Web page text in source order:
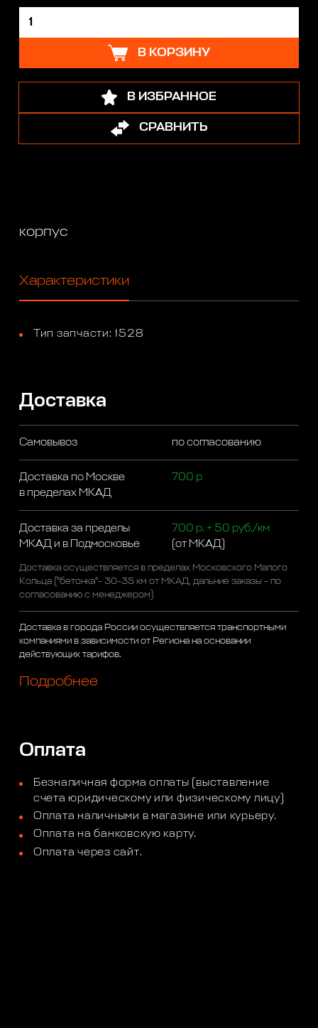
В КОРЗИНУ
В ИЗБРАННОЕ
СРАВНИТЬ
корпус
Характеристики
Тип запчасти: 1528
Доставка
Самовывоз по согласованию
Доставка по Москве
в пределах МКАД
700 р
Доставка за пределы
МКАД и в Подмосковье
700 р. + 50 руб./км
(от МКАД)
Доставка осуществляется в пределах Московского Малого
Кольца ("бетонка"- 30-35 км от МКАД, дальние заказы - по
согласованию с менеджером)
Доставка в города России осуществляется транспортными
компаниями в зависимости от Региона на основании
действующих тарифов.
Подробнее
Оплата
Безналичная форма оплаты (выставление
счета юридическому или физическому лицу)
Оплата наличными в магазине или курьеру.
Оплата на банковскую карту.
Оплата через сайт.